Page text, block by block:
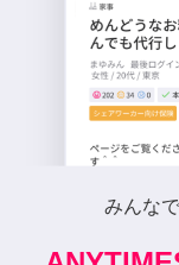
みんな